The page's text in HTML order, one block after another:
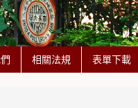
相關法規 表單下載